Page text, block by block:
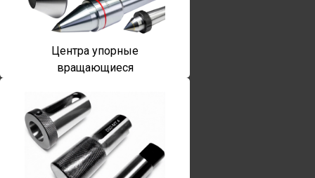
Центра упорные
вращающиеся